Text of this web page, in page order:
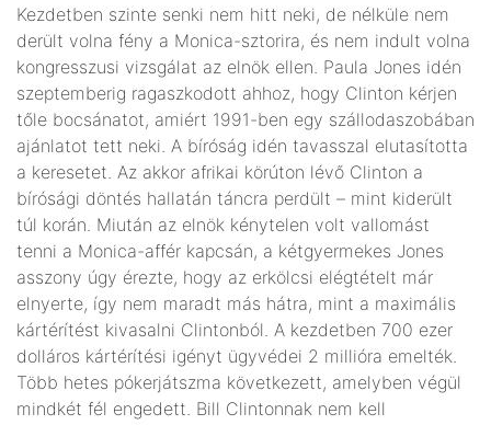
Kezdetben szinte senki nem hitt neki, de nélküle nem
derült volna fény a Monica-sztorira, és nem indult volna
kongresszusi vizsgálat az elnök ellen. Paula Jones idén
szeptemberig ragaszkodott ahhoz, hogy Clinton kérjen
tőle bocsánatot, amiért 1991-ben egy szállodaszobában
ajánlatot tett neki. A bíróság idén tavasszal elutasította
a keresetet. Az akkor afrikai körúton lévő Clinton a
bírósági döntés hallatán táncra perdült – mint kiderült
túl korán. Miután az elnök kénytelen volt vallomást
tenni a Monica-affér kapcsán, a kétgyermekes Jones
asszony úgy érezte, hogy az erkölcsi elégtételt már
elnyerte, így nem maradt más hátra, mint a maximális
kártérítést kivasalni Clintonból. A kezdetben 700 ezer
dolláros kártérítési igényt ügyvédei 2 millióra emelték.
Több hetes pókerjátszma következett, amelyben végül
mindkét fél engedett. Bill Clintonnak nem kell